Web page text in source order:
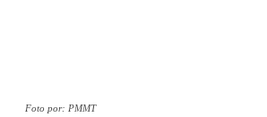
Foto por: PMMT